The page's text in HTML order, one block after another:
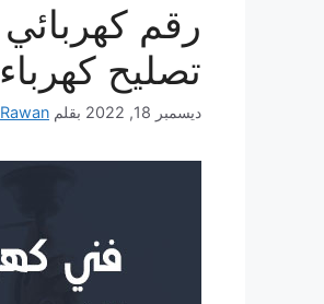
تصليح كهرباء
ديسمبر 18, 2022 بقلم Rawan